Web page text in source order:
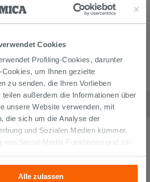
Cookies
Profiling-Cookies, darunter
um Ihnen gezielte
zu senden, die Ihren Vorlieben
außerdem die Informationen über
unsere Website verwenden, mit
die sich um die Analyse der
und Sozialen Medien kümmer,
von Social-Media-Funktionen und zur
die Sie ihnen geliefert haben oder
Verwendung ihrer Dienste
Alle zulassen
Bora mit thermostatmischer Chrom